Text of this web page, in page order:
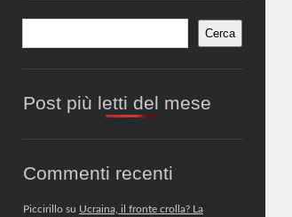
Barra
laterale
Cerca
Post più letti del mese
Commenti recenti
Piccirillosu Ucraina, il fronte crolla? La